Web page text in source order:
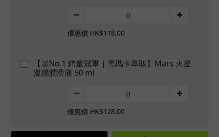
優惠價 HK$118.00
【🥇No.1 銷量冠軍 | 黑瑪卡萃取】Mars 火星
溫感潤滑液 50 ml
優惠價 HK$128.00